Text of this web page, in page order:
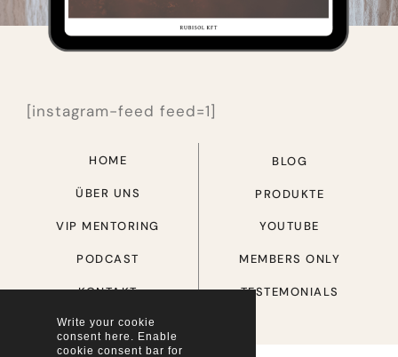
Write your cookie
consent here. Enable
cookie consent bar for
[instagram-feed feed=1]
HOME
ÜBER UNS
VIP MENTORING
PODCAST
KONTAKT
BLOG
PRODUKTE
YOUTUBE
MEMBERS ONLY
TESTEMONIALS